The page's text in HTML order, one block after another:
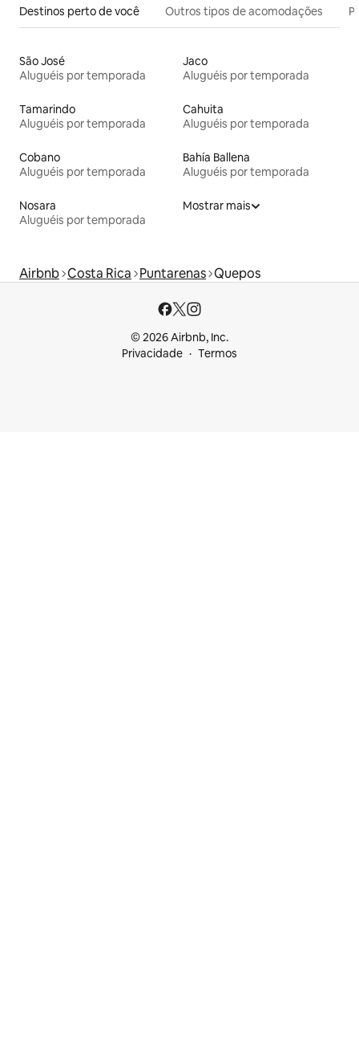
Destinos perto de você Outros tipos de acomodações
São José
Aluguéis por temporada
Jaco
Aluguéis por temporada
Tamarindo
Aluguéis por temporada
Cahuita
Aluguéis por temporada
Cobano
Aluguéis por temporada
Bahía Ballena
Aluguéis por temporada
Nosara
Aluguéis por temporada
Mostrar mais
Airbnb Costa Rica Puntarenas Quepos
© 2026 Airbnb, Inc.
Privacidade
Termos